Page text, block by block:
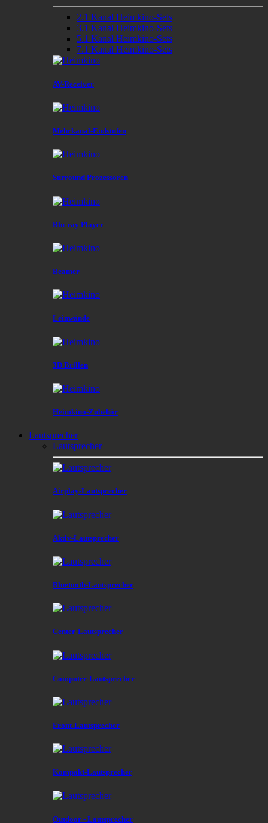
2.1 Kanal Heimkino-Sets
3.1 Kanal Heimkino-Sets
5.1 Kanal Heimkino-Sets
7.1 Kanal Heimkino-Sets
AV-Receiver
Mehrkanal-Endstufen
Surround Prozessoren
Blu-ray Player
Beamer
Leinwände
3D Brillen
Heimkino-Zubehör
Lautsprecher
Lautsprecher
Airplay-Lautsprecher
Aktiv-Lautsprecher
Bluetooth-Lautsprecher
Center-Lautsprecher
Computer-Lautsprecher
Front-Lautsprecher
Kompakt-Lautsprecher
Outdoor - Lautsprecher